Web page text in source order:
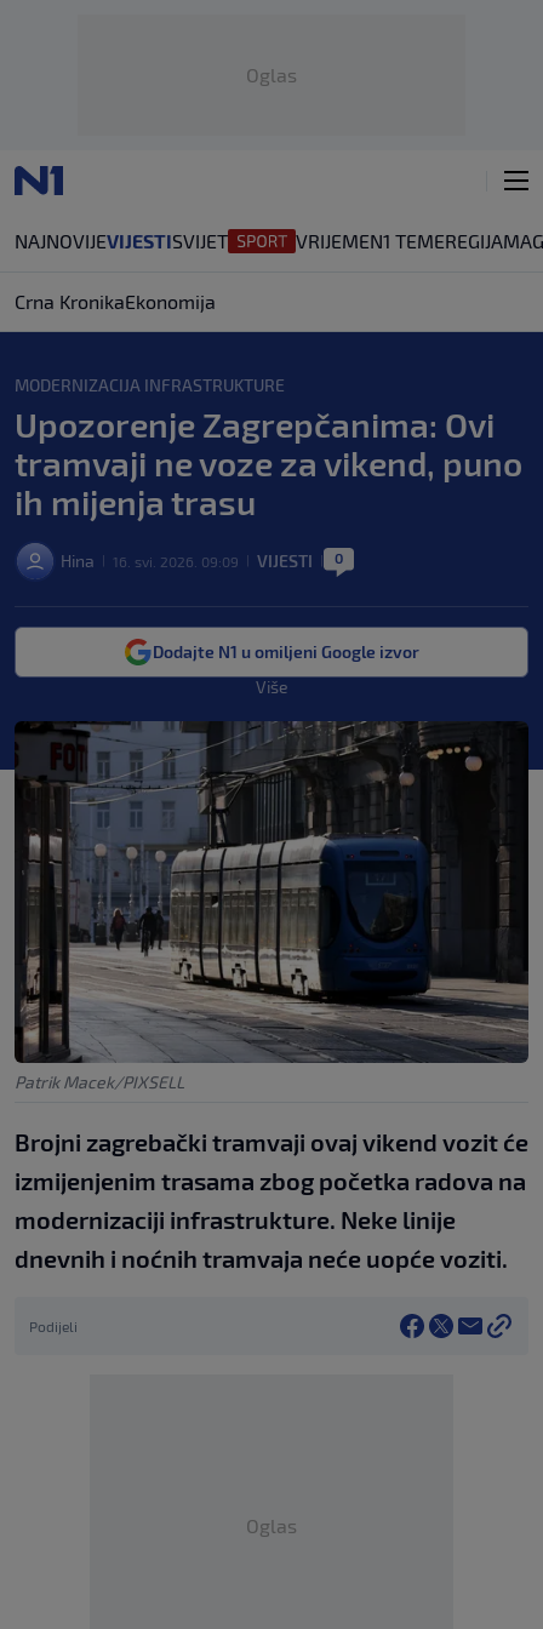
Oglas
NAJNOVIJEVIJESTISVIJET VRIJEMEN1 TEMEREGIJA
Crna KronikaEkonomija
MODERNIZACIJA INFRASTRUKTURE
Upozorenje Zagrepčanima: Ovi
tramvaji ne voze za vikend, puno
ih mijenja trasu
Hina 16. svi. 2026. 09:09 VIJESTI 0
Dodajte N1 u omiljeni Google izvor
Više
Patrik Macek/PIXSELL
Brojni zagrebački tramvaji ovaj vikend vozit će
izmijenjenim trasama zbog početka radova na
modernizaciji infrastrukture. Neke linije
dnevnih i noćnih tramvaja neće uopće voziti.
Podijeli
Oglas